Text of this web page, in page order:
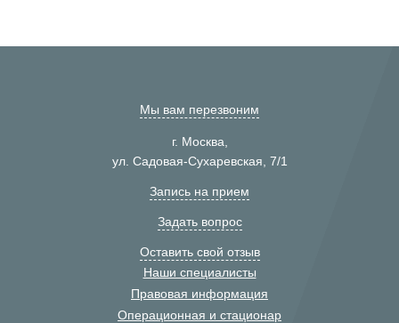
Мы вам перезвоним
г. Москва,
ул. Садовая-Сухаревская, 7/1
Запись на прием
Задать вопрос
Оставить свой отзыв
Наши специалисты
Правовая информация
Операционная и стационар